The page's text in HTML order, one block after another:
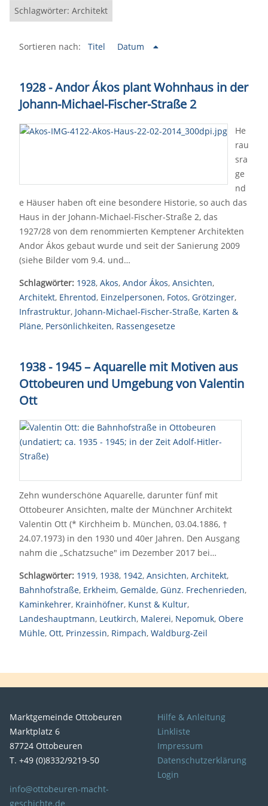
Schlagwörter: Architekt
Sortieren nach: Titel Datum
1928 - Andor Ákos plant Wohnhaus in der
Johann-Michael-Fischer-Straße 2
He
rau
sra
ge
nd
e Häuser haben oft eine besondere Historie, so auch das
Haus in der Johann-Michael-Fischer-Straße 2, das
1927/28 von dem renommierten Kemptener Architekten
Andor Ákos gebaut wurde und seit der Sanierung 2009
(siehe Bilder vom 9.4. und…
Schlagwörter: 1928, Akos, Andor Ákos, Ansichten,
Architekt, Ehrentod, Einzelpersonen, Fotos, Grötzinger,
Infrastruktur, Johann-Michael-Fischer-Straße, Karten &
Pläne, Persönlichkeiten, Rassengesetze
1938 - 1945 – Aquarelle mit Motiven aus
Ottobeuren und Umgebung von Valentin
Ott
Zehn wunderschöne Aquarelle, darunter fünf mit
Ottobeurer Ansichten, malte der Münchner Architekt
Valentin Ott (* Kirchheim b. München, 03.04.1886, †
24.07.1973) in den 1930 und 40er Jahren. Den Ausgang
nahm die „Schatzsuche" im Dezember 2017 bei…
Schlagwörter: 1919, 1938, 1942, Ansichten, Architekt,
Bahnhofstraße, Erkheim, Gemälde, Günz. Frechenrieden,
Kaminkehrer, Krainhöfner, Kunst & Kultur,
Landeshauptmann, Leutkirch, Malerei, Nepomuk, Obere
Mühle, Ott, Prinzessin, Rimpach, Waldburg-Zeil
Marktgemeinde Ottobeuren
Marktplatz 6
87724 Ottobeuren
T. +49 (0)8332/9219-50
info@ottobeuren-macht-
geschichte.de
Hilfe & Anleitung
Linkliste
Impressum
Datenschutzerklärung
Login